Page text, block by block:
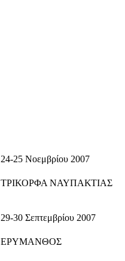
24-25 Νοεμβρίου 2007
ΤΡΙΚΟΡΦΑ ΝΑΥΠΑΚΤΙΑΣ
29-30 Σεπτεμβρίου 2007
ΕΡΥΜΑΝΘΟΣ